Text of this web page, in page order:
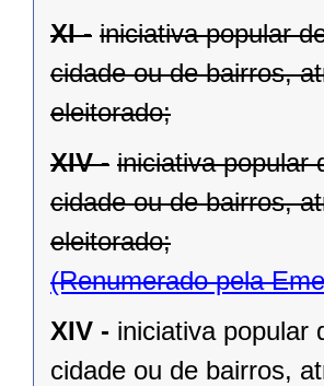
XI - iniciativa popular
cidade ou de bairros,
eleitorado;
XIV - iniciativa popular
cidade ou de bairros,
eleitorado;
(Renumerado pela
XIV - iniciativa popular
cidade ou de bairros,